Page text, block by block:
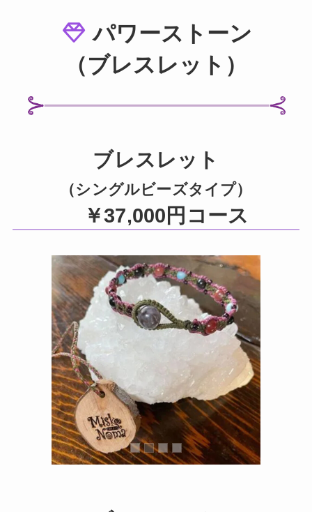
パワーストーン
（ブレスレット）
ブレスレット
（シングルビーズタイプ）
￥37,000円コース